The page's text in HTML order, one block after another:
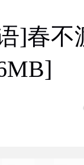
]春不